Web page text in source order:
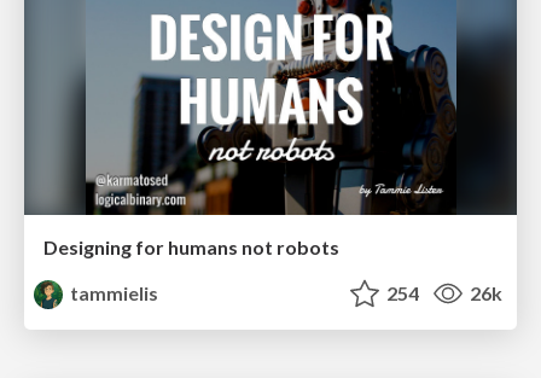
Designing for humans not robots
tammielis
254 26k